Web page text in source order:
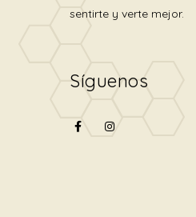
sentirte y verte mejor.
Síguenos